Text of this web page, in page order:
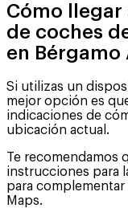
Cómo llegar
de coches
en
Si utilizas un
mejor opción es
indicaciones de
ubicación actual.
Te recomendamos
instrucciones para
para
Maps.